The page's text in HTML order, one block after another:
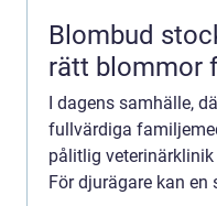
Blombud stockholm
rätt blommor
I dagens samhälle,
fullvärdiga
pålitlig
För djurägare kan en